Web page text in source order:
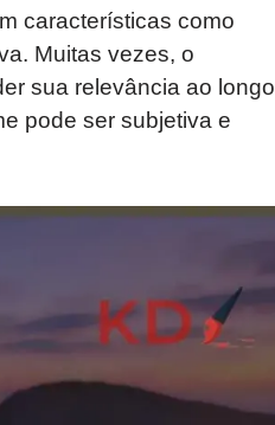
características como
Muitas vezes, o
sua relevância ao longo
pode ser subjetiva e